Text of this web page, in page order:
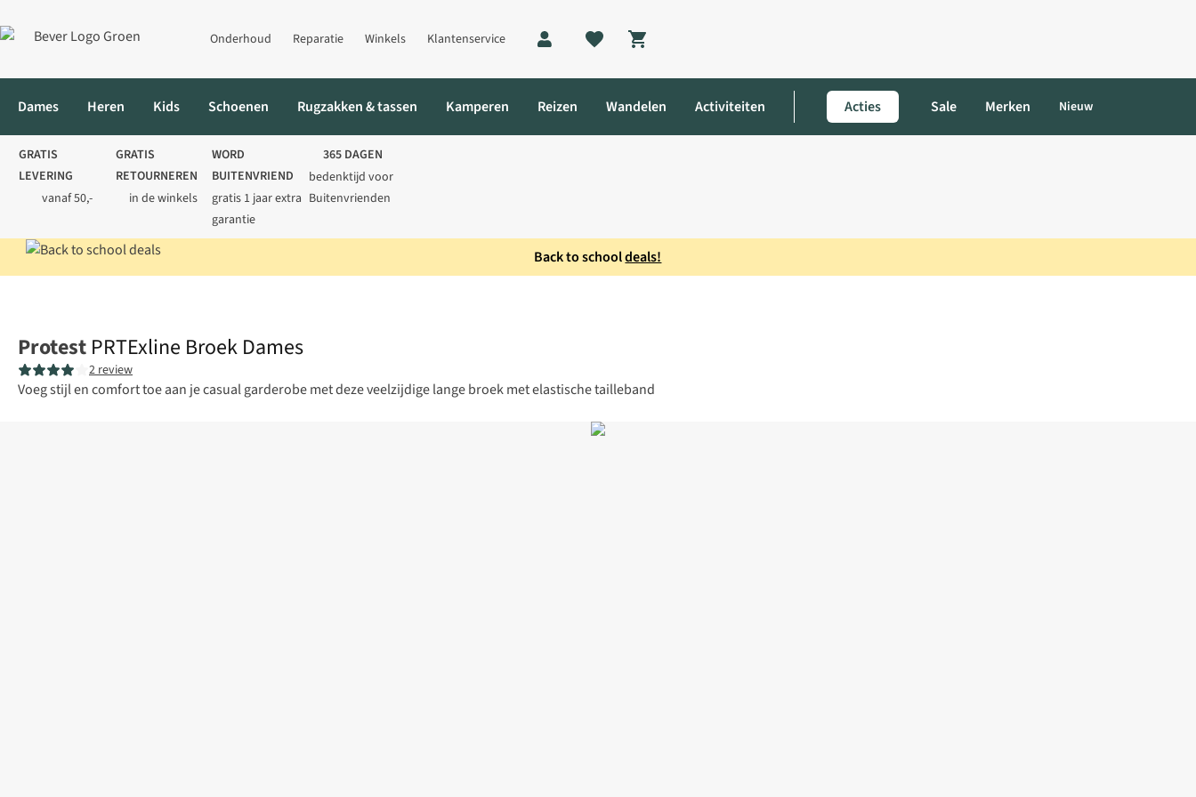
Onderhoud Reparatie Winkels Klantenservice
Shopping cart
Dames Heren Kids Schoenen Rugzakken & tassen Kamperen Reizen Wandelen Activiteiten Acties Sale Merken Nieuw
GRATIS
LEVERING
vanaf 50,-
GRATIS
RETOURNEREN
in de winkels
WORD
BUITENVRIEND
gratis 1 jaar extra
garantie
365 DAGEN
bedenktijd voor
Buitenvrienden
Back to schooldeals!
Protest PRTExline Broek Dames
2 review
Voeg stijl en comfort toe aan je casual garderobe met deze veelzijdige lange broek met elastische tailleband